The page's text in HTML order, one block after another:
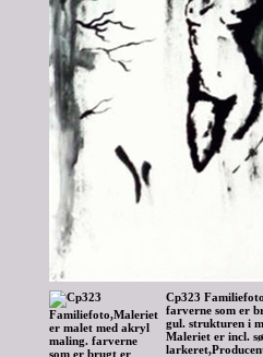
Cp323
farverne som er
gul. strukturen i
Maleriet er incl.